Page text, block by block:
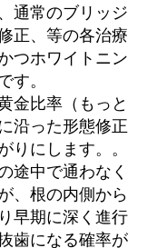
通常のブリッジ
正、等の各治療
つホワイトニン
す。
金比率（もっと
沿った形態修正
りにします。。
途中で通わなく
、根の内側から
早期に深く進行
歯になる確率が